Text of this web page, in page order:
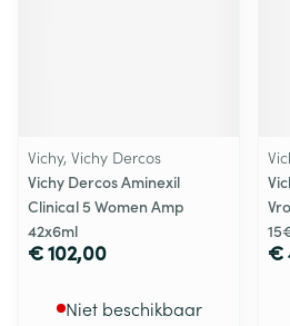
Vichy, Vichy Dercos
Vichy Dercos Aminexil
Clinical 5 Women Amp
42x6ml
€ 102,00
Niet beschikbaar
€